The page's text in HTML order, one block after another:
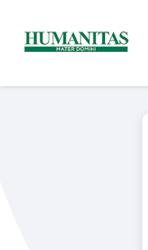
content